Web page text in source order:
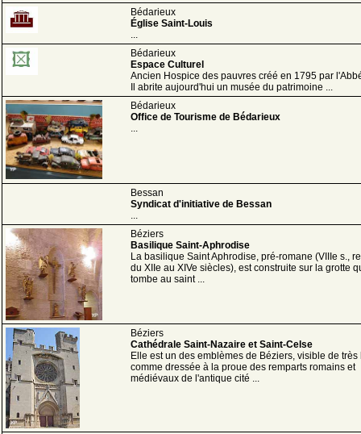
Bédarieux
Église Saint-Louis
...
Bédarieux
Espace Culturel
Ancien Hospice des pauvres créé en 1795 par
Il abrite aujourd'hui un musée du patrimoine ...
Bédarieux
Office de Tourisme de Bédarieux
...
Bessan
Syndicat d'initiative de Bessan
...
Béziers
Basilique Saint-Aphrodise
La basilique Saint Aphrodise, pré-romane (VIIIe s.,
du XIIe au XIVe siècles), est construite sur la grotte
tombe au saint ...
Béziers
Cathédrale Saint-Nazaire et Saint-Celse
Elle est un des emblèmes de Béziers, visible de très
comme dressée à la proue des remparts romains et
médiévaux de l'antique cité ...